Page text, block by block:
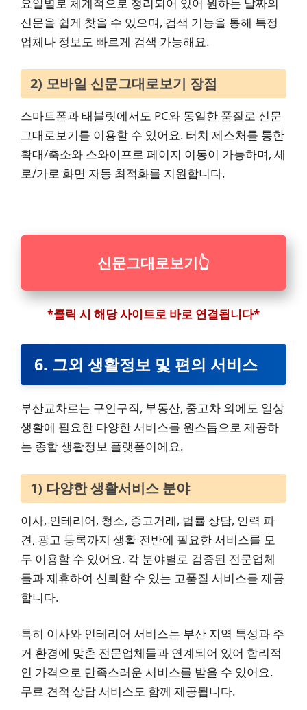
신문을 쉽게 찾을 수 있으며, 검색 기능을 통해 특정
업체나 정보도 빠르게 검색 가능해요.
2) 모바일 신문그대로보기 장점
스마트폰과 태블릿에서도 PC와 동일한 품질로 신문
그대로보기를 이용할 수 있어요. 터치 제스처를 통한
확대/축소와 스와이프로 페이지 이동이 가능하며, 세
로/가로 화면 자동 최적화를 지원합니다.
신문그대로보기👆
*클릭 시 해당 사이트로 바로 연결됩니다*
6. 그외 생활정보 및 편의 서비스
부산교차로는 구인구직, 부동산, 중고차 외에도 일상
생활에 필요한 다양한 서비스를 원스톱으로 제공하
는 종합 생활정보 플랫폼이에요.
1) 다양한 생활서비스 분야
이사, 인테리어, 청소, 중고거래, 법률 상담, 인력 파
견, 광고 등록까지 생활 전반에 필요한 서비스를 모
두 이용할 수 있어요. 각 분야별로 검증된 전문업체
들과 제휴하여 신뢰할 수 있는 고품질 서비스를 제공
합니다.
특히 이사와 인테리어 서비스는 부산 지역 특성과 주
거 환경에 맞춘 전문업체들과 연계되어 있어 합리적
인 가격으로 만족스러운 서비스를 받을 수 있어요.
무료 견적 상담 서비스도 함께 제공됩니다.